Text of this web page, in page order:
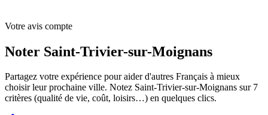
Votre avis compte
Noter Saint-Trivier-sur-Moignans
Partagez votre expérience pour aider d'autres Français à mieux
choisir leur prochaine ville. Notez Saint-Trivier-sur-Moignans sur 7
critères (qualité de vie, coût, loisirs…) en quelques clics.